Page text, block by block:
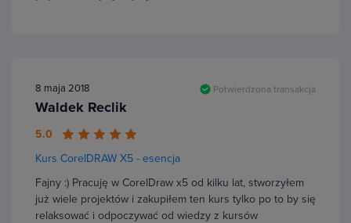
8 maja 2018 Potwierdzona transakcja
Waldek Reclik
5.0
Kurs CorelDRAW X5 - esencja
Fajny :) Pracuję w CorelDraw x5 od kilku lat, stworzyłem
już wiele projektów i zakupiłem ten kurs tylko po to by się
relaksować i odpoczywać od wiedzy z kursów